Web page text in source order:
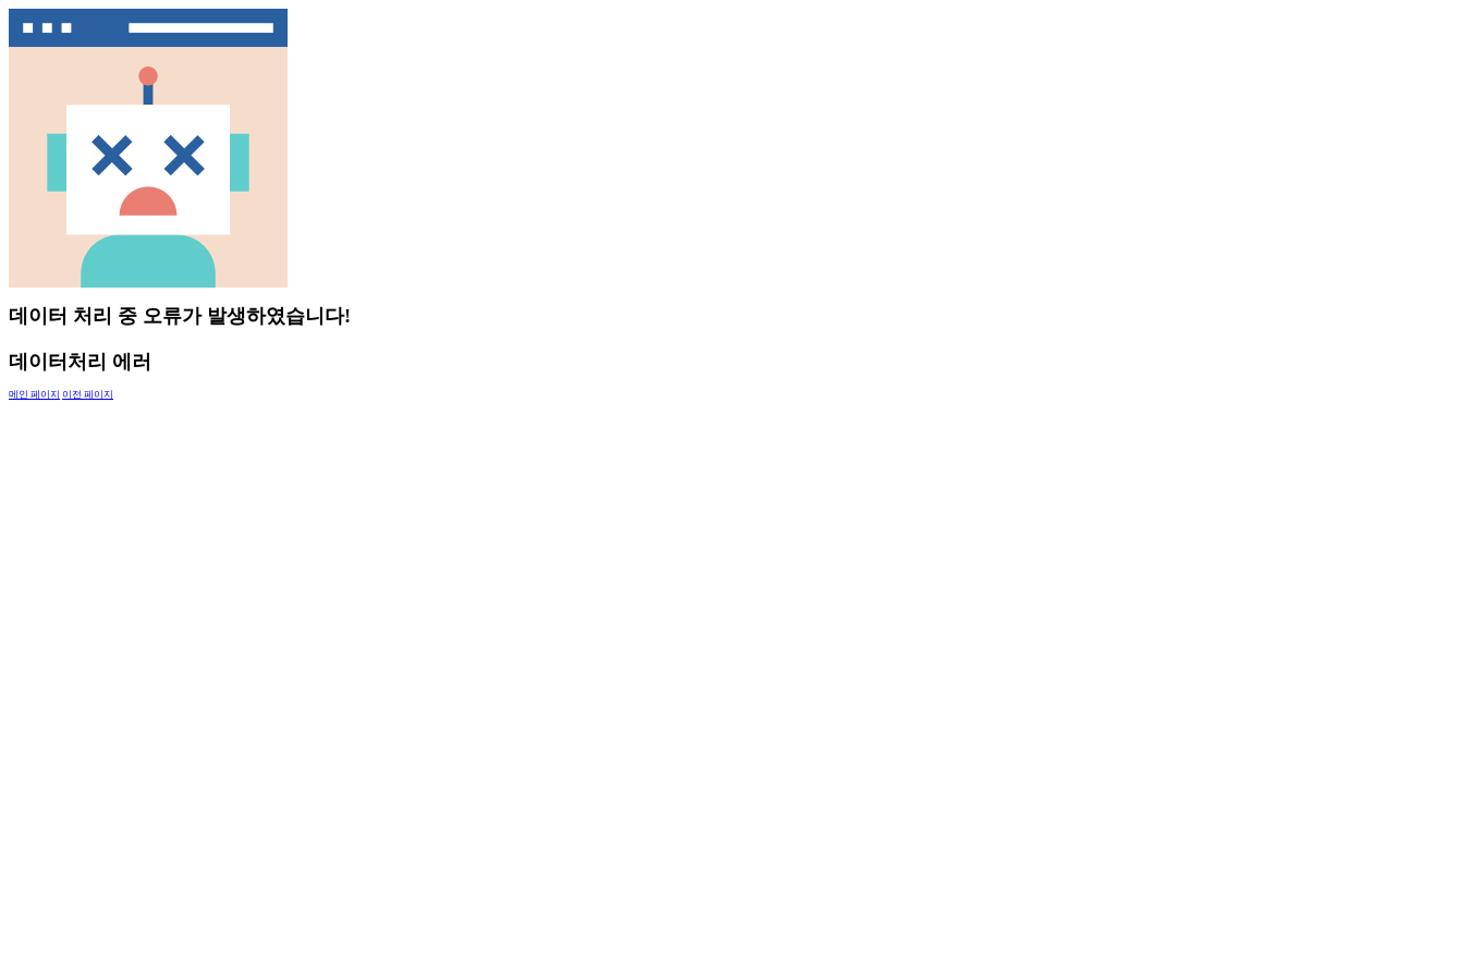
데이터 처리 중 오류가 발생하였습니다!
데이터처리 에러
메인 페이지 이전 페이지